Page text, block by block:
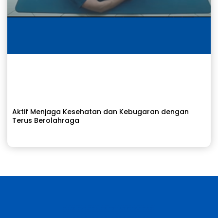
Aktif Menjaga Kesehatan dan Kebugaran dengan
Terus Berolahraga